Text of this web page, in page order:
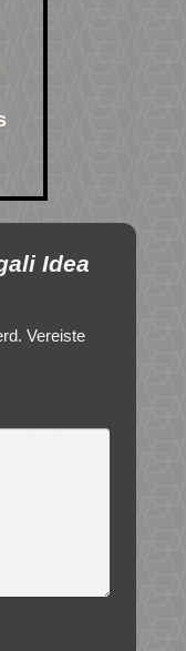
Idea
Vereiste